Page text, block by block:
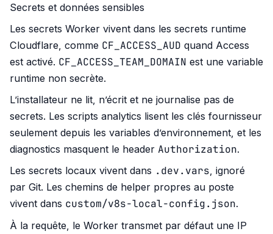
Secrets et données sensibles
Les secrets Worker vivent dans les secrets runtime
Cloudflare, comme CF_ACCESS_AUD quand Access
est activé. CF_ACCESS_TEAM_DOMAIN est une variable
runtime non secrète.
L’installateur ne lit, n’écrit et ne journalise pas de
secrets. Les scripts analytics lisent les clés fournisseur
seulement depuis les variables d’environnement, et les
diagnostics masquent le header Authorization.
Les secrets locaux vivent dans .dev.vars, ignoré
par Git. Les chemins de helper propres au poste
vivent dans custom/v8s-local-config.json.
À la requête, le Worker transmet par défaut une IP